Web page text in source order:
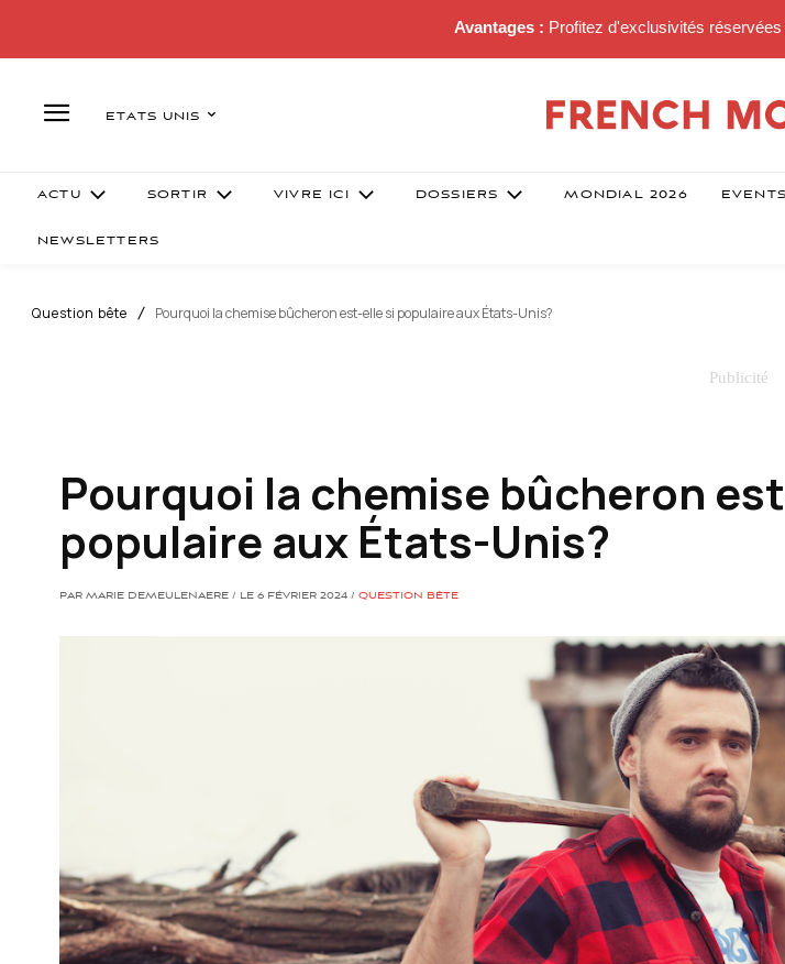
Avantages : Profitez d'exclusivités
ETATS UNIS
ACTU SORTIR VIVRE ICI DOSSIERS MONDIAL 2026 EVENTS
NEWSLETTERS
Question bête Pourquoi la chemise bûcheron est-elle si populaire aux États-Unis?
Pourquoi la chemise bûcheron
populaire aux États-Unis?
PAR MARIE DEMEULENAERE / LE 6 FÉVRIER 2024 / QUESTION BÊTE